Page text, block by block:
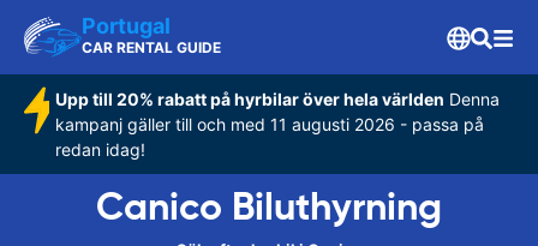
Portugal
CAR RENTAL GUIDE
Upp till 20% rabatt på hyrbilar över hela världen Denna
kampanj gäller till och med 11 augusti 2026 - passa på
redan idag!
Canico Biluthyrning